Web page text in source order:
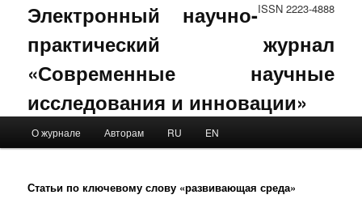
ISSN 2223-4888
Электронный научно-
практический журнал
«Современные научные
исследования и инновации»
Skip to primary content
Skip to secondary content
О журнале Авторам RU EN
Статьи по ключевому слову «развивающая среда»